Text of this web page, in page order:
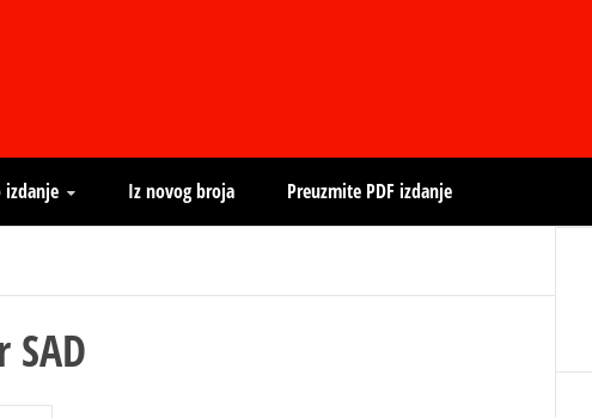
izdanje Iz novog broja Preuzmite PDF izdanje